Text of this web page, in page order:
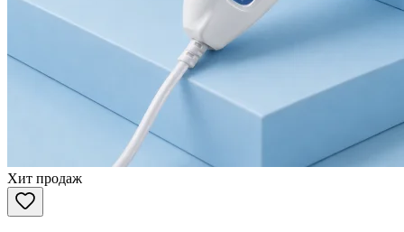
Хит продаж